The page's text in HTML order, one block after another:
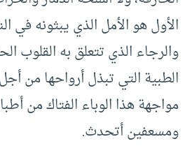
الأول هو الأمل الذي يبثونه في
والرجاء الذي تتعلق به القلوب
الطبية التي تبذل أرواحها من
مواجهة هذا الوباء الفتاك من
ومسعفين أتحدث.